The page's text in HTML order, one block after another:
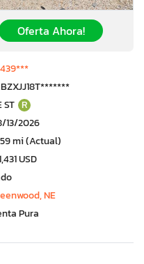
Oferta Ahora!
ST R
13/2026
mi (Actual)
USD
NE
Pura